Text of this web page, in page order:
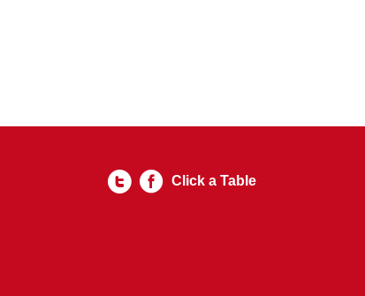
Click a Table